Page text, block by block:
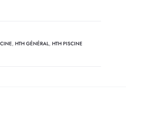
, HTH GÉNÉRAL, HTH PISCINE